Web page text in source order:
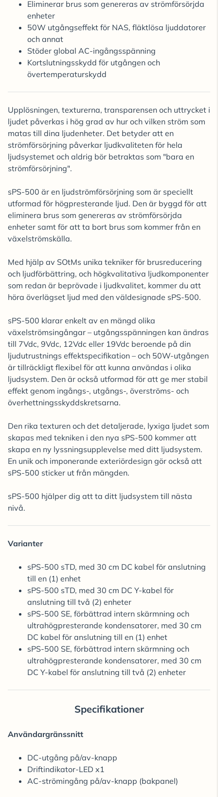
Eliminerar brus som genereras av strömförsörjda
enheter
50W utgångseffekt för NAS, fläktlösa ljuddatorer
och annat
Stöder global AC-ingångsspänning
Kortslutningsskydd för utgången och
övertemperaturskydd
Upplösningen, texturerna, transparensen och uttrycket i
ljudet påverkas i hög grad av hur och vilken ström som
matas till dina ljudenheter. Det betyder att en
strömförsörjning påverkar ljudkvaliteten för hela
ljudsystemet och aldrig bör betraktas som "bara en
strömförsörjning".
sPS-500 är en ljudströmförsörjning som är speciellt
utformad för högpresterande ljud. Den är byggd för att
eliminera brus som genereras av strömförsörjda
enheter samt för att ta bort brus som kommer från en
växelströmskälla.
Med hjälp av SOtMs unika tekniker för brusreducering
och ljudförbättring, och högkvalitativa ljudkomponenter
som redan är beprövade i ljudkvalitet, kommer du att
höra överlägset ljud med den väldesignade sPS-500.
sPS-500 klarar enkelt av en mängd olika
växelströmsingångar – utgångsspänningen kan ändras
till 7Vdc, 9Vdc, 12Vdc eller 19Vdc beroende på din
ljudutrustnings effektspecifikation – och 50W-utgången
är tillräckligt flexibel för att kunna användas i olika
ljudsystem. Den är också utformad för att ge mer stabil
effekt genom ingångs-, utgångs-, överströms- och
överhettningsskyddskretsarna.
Den rika texturen och det detaljerade, lyxiga ljudet som
skapas med tekniken i den nya sPS-500 kommer att
skapa en ny lyssningsupplevelse med ditt ljudsystem.
En unik och imponerande exteriördesign gör också att
sPS-500 sticker ut från mängden.
sPS-500 hjälper dig att ta ditt ljudsystem till nästa
nivå.
Varianter
sPS-500 sTD, med 30 cm DC kabel för anslutning
till en (1) enhet
sPS-500 sTD, med 30 cm DC Y-kabel för
anslutning till två (2) enheter
sPS-500 SE, förbättrad intern skärmning och
ultrahögpresterande kondensatorer, med 30 cm
DC kabel för anslutning till en (1) enhet
sPS-500 SE, förbättrad intern skärmning och
ultrahögpresterande kondensatorer, med 30 cm
DC Y-kabel för anslutning till två (2) enheter
Specifikationer
Användargränssnitt
DC-utgång på/av-knapp
Driftindikator-LED x1
AC-strömingång på/av-knapp (bakpanel)